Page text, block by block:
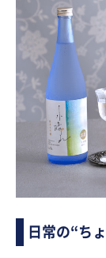
日常の“ち